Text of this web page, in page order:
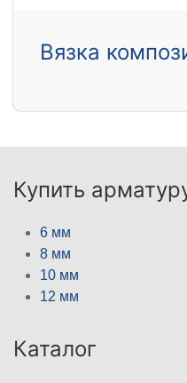
Вязка
Купить
6 мм
8 мм
10 мм
12 мм
Каталог